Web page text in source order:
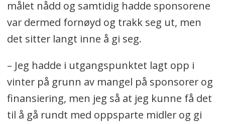
målet nådd og samtidig hadde sponsorene
var dermed fornøyd og trakk seg ut, men
det sitter langt inne å gi seg.
– Jeg hadde i utgangspunktet lagt opp i
vinter på grunn av mangel på sponsorer og
finansiering, men jeg så at jeg kunne få det
til å gå rundt med oppsparte midler og gi